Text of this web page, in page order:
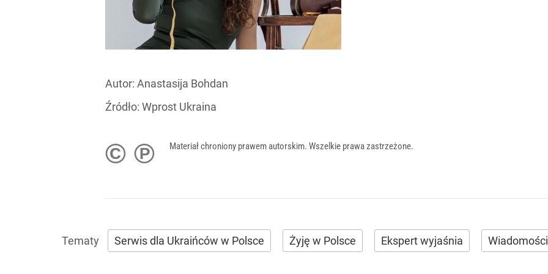
Autor: Anastasija Bohdan
Źródło: Wprost Ukraina
© ℗ Materiał chroniony prawem autorskim. Wszelkie prawa zastrzeżone.
Serwis dla Ukraińców w Polsce Żyję w Polsce Ekspert wyjaśnia Wiadomości